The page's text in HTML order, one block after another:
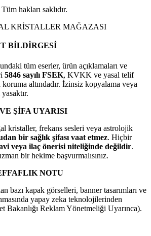
hakları saklıdır.
KRİSTALLER MAĞAZASI
BİLDİRGESİ
tüm eserler, ürün açıklamaları ve
5846 sayılı FSEK, KVKK ve yasal telif
altındadır. İzinsiz kopyalama veya
ŞİFA UYARISI
kristaller, frekans sesleri veya astrolojik
bir sağlık şifası vaat etmez. Hiçbir
veya ilaç önerisi niteliğinde değildir.
bir hekime başvurmalısınız.
NOTU
bazı kapak görselleri, banner tasarımları ve
yapay zeka teknolojilerinden
Bakanlığı Reklam Yönetmeliği Uyarınca).